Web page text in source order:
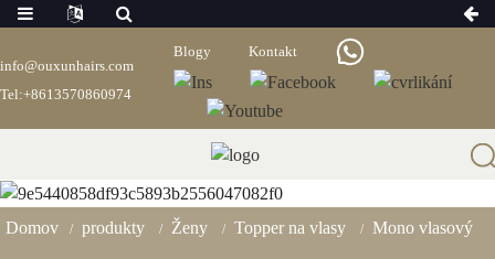
info@ouxunhairs.com
Tel:+8613570860974
Blogy Kontakt
Mono Vlasový Toner
Domov produkty Ženy Topper na vlasy Mono vlasový